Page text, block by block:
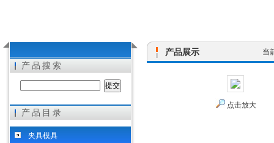
希而科工业控制设备（上海）有限公司
产品搜索
产品目录
夹具模具
产品展示 当
点击放大